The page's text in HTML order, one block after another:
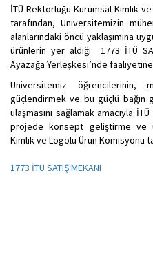
İTÜ Rektörlüğü Kurumsal Kimlik
tarafından, Üniversitemizin
alanlarındaki öncü yaklaşımına
ürünlerin yer aldığı 1773 İTÜ
Ayazağa Yerleşkesi’nde faaliyetine
Üniversitemiz öğrencilerinin,
güçlendirmek ve bu güçlü bağın
ulaşmasını sağlamak amacıyla
projede konsept geliştirme ve
Kimlik ve Logolu Ürün Komisyonu
1773 İTÜ SATIŞ MEKANI